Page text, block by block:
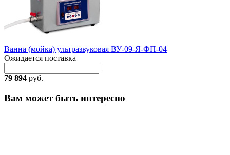
Ванна (мойка) ультразвуковая ВУ-09-Я-ФП-04
Ожидается поставка
79 894 руб.
Вам может быть интересно